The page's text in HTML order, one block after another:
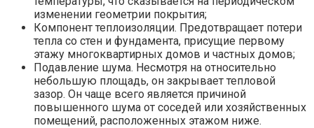
изменении геометрии покрытия;
Компонент теплоизоляции. Предотвращает потери
тепла со стен и фундамента, присущие первому
этажу многоквартирных домов и частных домов;
Подавление шума. Несмотря на относительно
небольшую площадь, он закрывает тепловой
зазор. Он чаще всего является причиной
повышенного шума от соседей или хозяйственных
помещений, расположенных этажом ниже.